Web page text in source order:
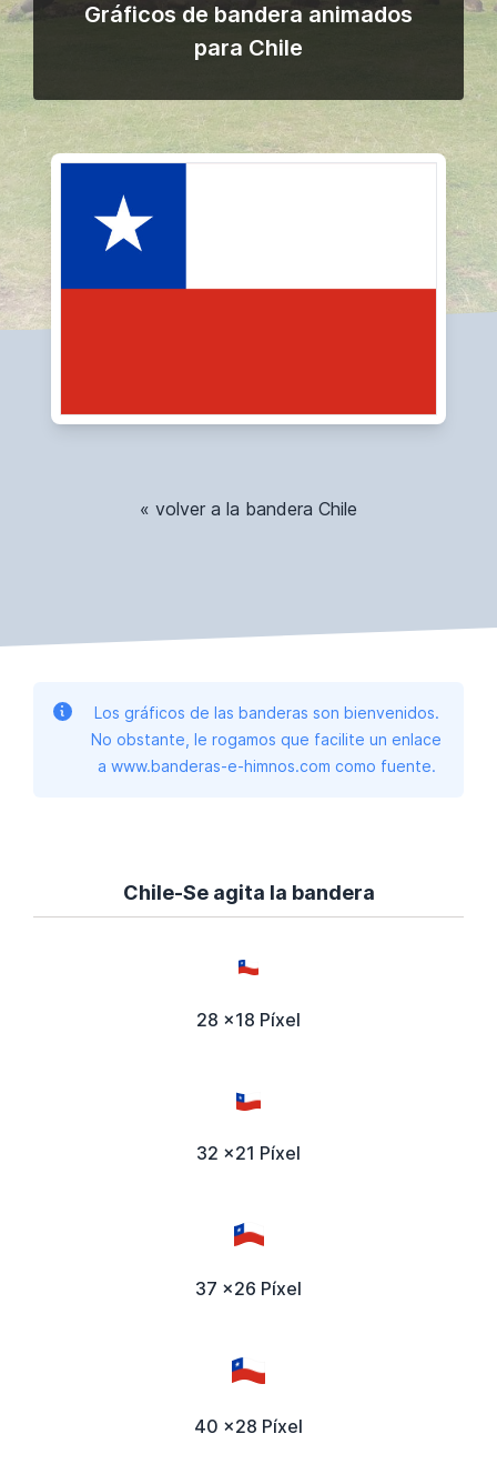
Gráficos de bandera animados
para Chile
« volver a la bandera Chile
Los gráficos de las banderas son bienvenidos.
No obstante, le rogamos que facilite un enlace
a www.banderas-e-himnos.com como fuente.
Chile-Se agita la bandera
28 x18 Píxel
32 x21 Píxel
37 x26 Píxel
40 x28 Píxel